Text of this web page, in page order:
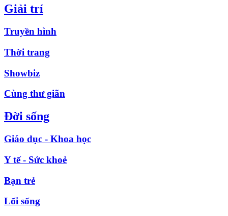
Giải trí
Truyền hình
Thời trang
Showbiz
Cùng thư giãn
Đời sống
Giáo dục - Khoa học
Y tế - Sức khoẻ
Bạn trẻ
Lối sống